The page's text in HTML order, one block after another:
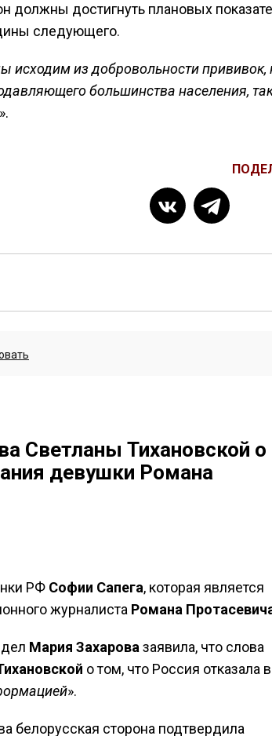
должны достигнуть плановых
следующего.
исходим из добровольности прививок,
большинства населения,
».
Светланы Тихановской о
девушки Романа
РФ Софии Сапега, которая является
журналиста Романа
Мария Захарова заявила, что слова
о том, что Россия отказала в
».
белорусская сторона подтвердила